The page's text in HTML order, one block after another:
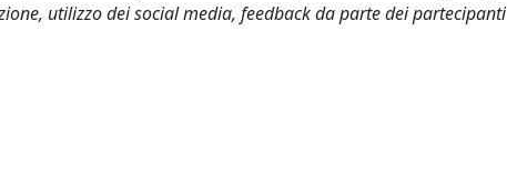
utilizzo dei social media, feedback da parte dei partecipanti